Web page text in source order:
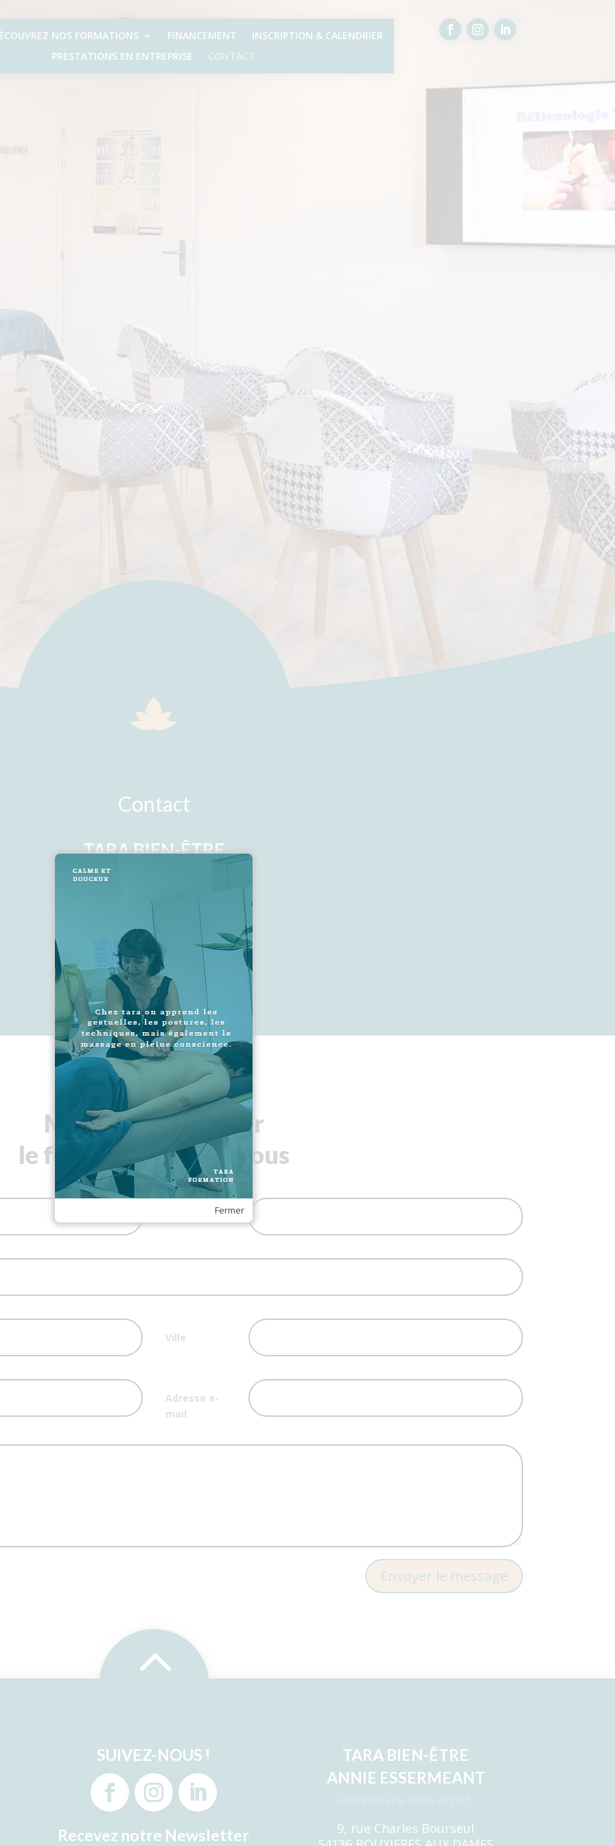
NOS FORMATIONS FINANCEMENT
INSCRIPTION & CALENDRIER
PRESTATIONS EN ENTREPRISE
CONTACT
Contact
TARA BIEN-ÊTRE
ANNIE ESSERMEANT
annie@tara-bien-être.fr
9, rue Charles Bourseul
54136 BOUXIERES AUX DAMES
06 35 20 20 85
Merci de compléter
le formulaire ci-dessous
Ville
Adresse e-
mail
Envoyer le message
2
SUIVEZ-NOUS !
Recevez notre Newsletter
TARA BIEN-ÊTRE
ANNIE ESSERMEANT
annie@tara-bien-etre.fr
9, rue Charles Bourseul
Fermer